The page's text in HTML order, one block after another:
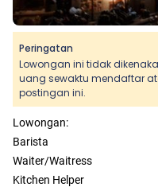
Peringatan
Lowongan ini tidak
uang sewaktu mendaftar
postingan ini.
Lowongan:
Barista
Waiter/Waitress
Kitchen Helper